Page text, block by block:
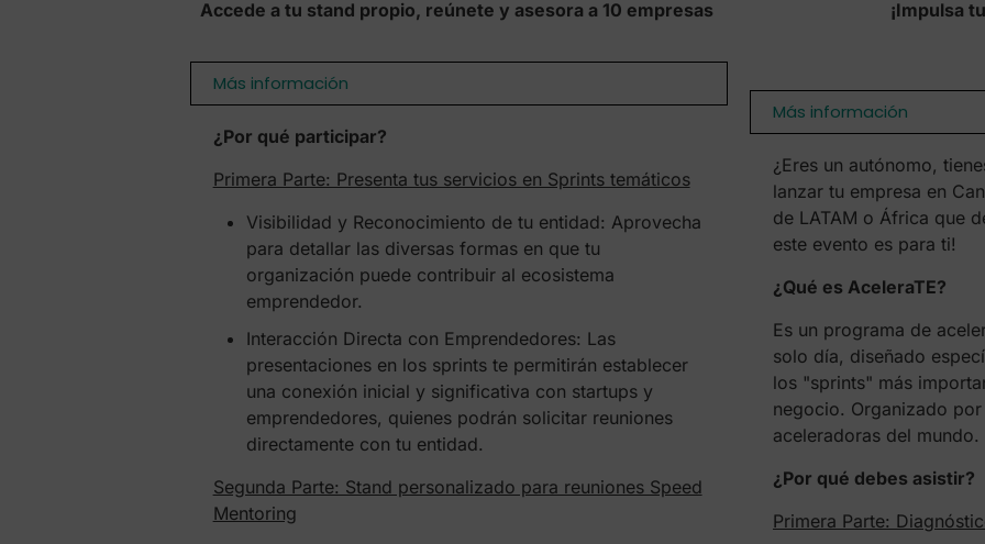
Accede a tu stand propio, reúnete y asesora a 10 empresas
Más información
¿Por qué participar?
Primera Parte: Presenta tus servicios en Sprints temáticos
Visibilidad y Reconocimiento de tu entidad: Aprovecha
para detallar las diversas formas en que tu
organización puede contribuir al ecosistema
emprendedor.
Interacción Directa con Emprendedores: Las
presentaciones en los sprints te permitirán establecer
una conexión inicial y significativa con startups y
emprendedores, quienes podrán solicitar reuniones
directamente con tu entidad.
Segunda Parte: Stand personalizado para reuniones Speed
Mentoring
¡Impulsa
Más información
¿Eres un autónomo,
lanzar tu empresa en
de LATAM o África que
este evento es para ti!
¿Qué es AceleraTE?
Es un programa de
solo día, diseñado
los "sprints" más
negocio. Organizado
aceleradoras del mundo.
¿Por qué debes asistir?
Primera Parte: